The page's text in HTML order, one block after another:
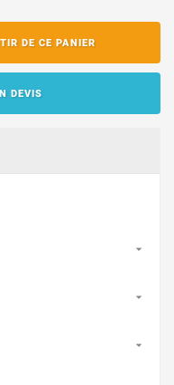
DE CE PANIER
DEVIS


